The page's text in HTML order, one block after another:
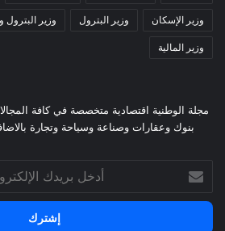
وزير الإسكان وزير البترول وزير البترول
وزير المالية
مجلة الوطنية اقتصادية متخصصة في كافة
بنوك وعقارات وصناعة وسياحة وتجارة
أدخل
بريدك
الإلكتروني